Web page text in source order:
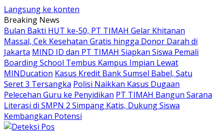
Langsung ke konten
Breaking News
Bulan Bakti HUT ke-50, PT TIMAH Gelar Khitanan
Massal, Cek Kesehatan Gratis hingga Donor Darah di
Jakarta MIND ID dan PT TIMAH Siapkan Siswa Pemali
Boarding School Tembus Kampus Impian Lewat
MINDucation Kasus Kredit Bank Sumsel Babel, Satu
Seret 3 Tersangka Polisi Naikkan Kasus Dugaan
Pelecehan Guru ke Penyidikan PT TIMAH Bangun Sarana
Literasi di SMPN 2 Simpang Katis, Dukung Siswa
Kembangkan Potensi